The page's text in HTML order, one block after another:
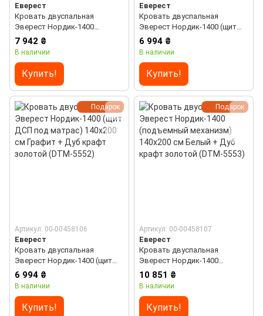
Еверест
Кровать двуспальная
Эверест Нордик-1400
(ламельный каркас) 140х200
см Графит + Дуб крафт
7 942 ₴
В наличии
Купить!
Еверест
Кровать двуспальная
Эверест Нордик-1400 (щит
ДСП под матрас) 140х200 см
Белый + Дуб крафт золотой
6 994 ₴
В наличии
Купить!
Подарок
Артикул: 00-00458106
Еверест
Кровать двуспальная
Эверест Нордик-1400 (щит
ДСП под матрас) 140х200 см
Графит + Дуб крафт золотой
6 994 ₴
В наличии
Купить!
Подарок
Артикул: 00-00458107
Еверест
Кровать двуспальная
Эверест Нордик-1400
(подъемный механизм)
140х200 см Белый + Дуб
10 851 ₴
В наличии
Купить!